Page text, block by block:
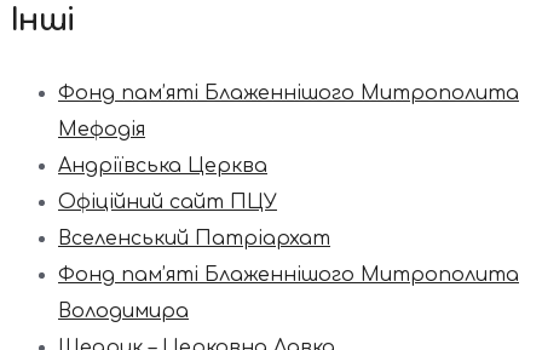
Інші
Фонд пам’яті Блаженнішого Митрополита
Мефодія
Андріївська Церква
Офіційний сайт ПЦУ
Вселенський Патріархат
Фонд пам’яті Блаженнішого Митрополита
Володимира